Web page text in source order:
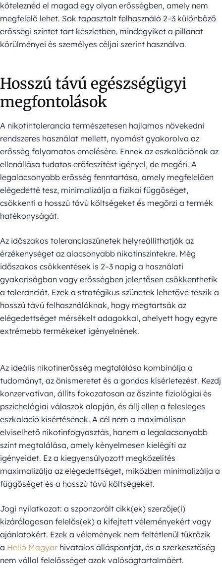
köteleznéd el magad egy olyan erősségben, amely nem
megfelelő lehet. Sok tapasztalt felhasználó 2–3 különböző
erősségi szintet tart készletben, mindegyiket a pillanat
körülményei és személyes céljai szerint használva.
Hosszú távú egészségügyi
megfontolások
A nikotintolerancia természetesen hajlamos növekedni
rendszeres használat mellett, nyomást gyakorolva az
erősség folyamatos emelésére. Ennek az eszkalációnak az
ellenállása tudatos erőfeszítést igényel, de megéri. A
legalacsonyabb erősség fenntartása, amely megfelelően
elégedetté tesz, minimalizálja a fizikai függőséget,
csökkenti a hosszú távú költségeket és megőrzi a termék
hatékonyságát.
Az időszakos toleranciaszünetek helyreállíthatják az
érzékenységet az alacsonyabb nikotinszintekre. Még
időszakos csökkentések is 2–3 napig a használati
gyakoriságban vagy erősségben jelentősen csökkenthetik
a toleranciát. Ezek a stratégikus szünetek lehetővé teszik a
hosszú távú felhasználóknak, hogy megtartsák az
elégedettséget mérsékelt adagokkal, ahelyett hogy egyre
extrémebb termékeket igényelnének.
Az ideális nikotinerősség megtalálása kombinálja a
tudományt, az önismeretet és a gondos kísérletezést. Kezdj
konzervatívan, állíts fokozatosan az őszinte fiziológiai és
pszichológiai válaszok alapján, és állj ellen a felesleges
eszkaláció kísértésének. A cél nem a maximálisan
elviselhető nikotinfogyasztás, hanem a legalacsonyabb
szint megtalálása, amely kényelmesen kielégíti az
igényeidet. Ez a kiegyensúlyozott megközelítés
maximalizálja az elégedettséget, miközben minimalizálja a
függőséget és a hosszú távú költségeket.
Jogi nyilatkozat: a szponzorált cikk(ek) szerzője(i)
kizárólagosan felelős(ek) a kifejtett véleményekért vagy
ajánlatokért. Ezek a vélemények nem feltétlenül tükrözik
a Helló Magyar hivatalos álláspontját, és a szerkesztőség
nem vállal felelősséget azok valóságtartalmáért.